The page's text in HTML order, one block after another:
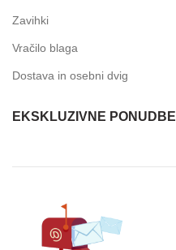
Zavihki
Vračilo blaga
Dostava in osebni dvig
EKSKLUZIVNE PONUDBE